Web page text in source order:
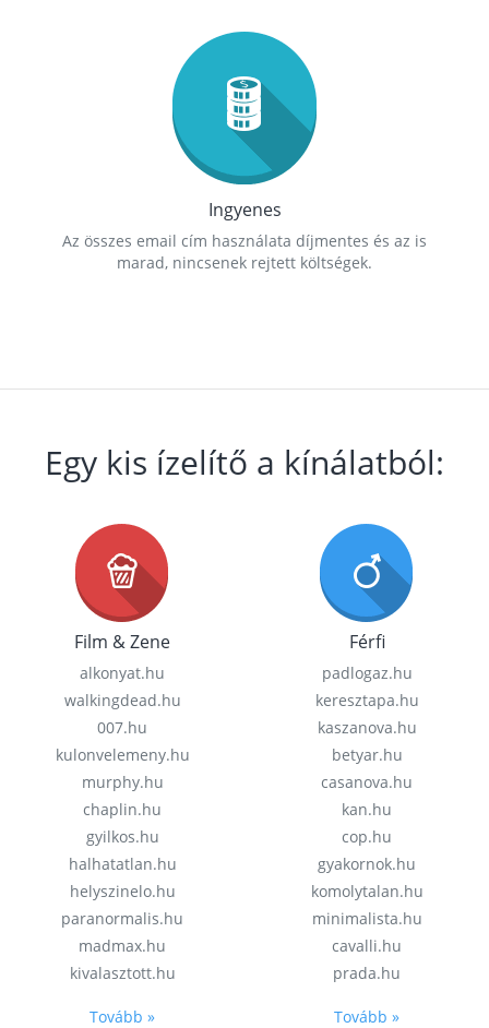
Ingyenes
Az összes email cím használata díjmentes és az is
marad, nincsenek rejtett költségek.
Egy kis ízelítő a kínálatból:
Film & Zene
alkonyat.hu
walkingdead.hu
007.hu
kulonvelemeny.hu
murphy.hu
chaplin.hu
gyilkos.hu
halhatatlan.hu
helyszinelo.hu
paranormalis.hu
madmax.hu
kivalasztott.hu
Tovább »
Férfi
padlogaz.hu
keresztapa.hu
kaszanova.hu
betyar.hu
casanova.hu
kan.hu
cop.hu
gyakornok.hu
komolytalan.hu
minimalista.hu
cavalli.hu
prada.hu
Tovább »